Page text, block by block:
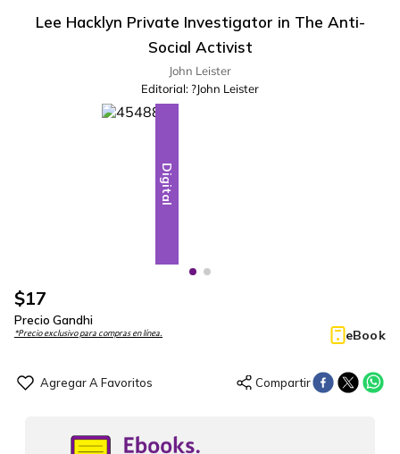
Lee Hacklyn Private Investigator in The Anti-
Social Activist
John Leister
Editorial: ?John Leister
Digital
$17
Precio Gandhi
*Precio exclusivo para compras en línea. eBook